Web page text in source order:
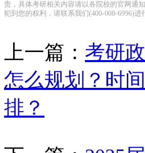
责，具体考研相关内容请以各院校的官网通
犯到您的权利，请联系我们(400-008-6996)进
上一篇： 考研
怎么规划？时
排？